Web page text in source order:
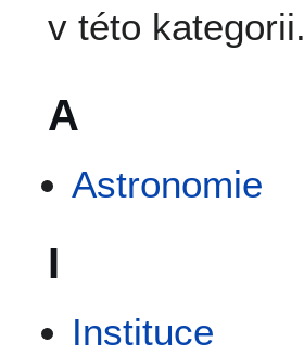
v této kategorii.
A
Astronomie
I
Instituce